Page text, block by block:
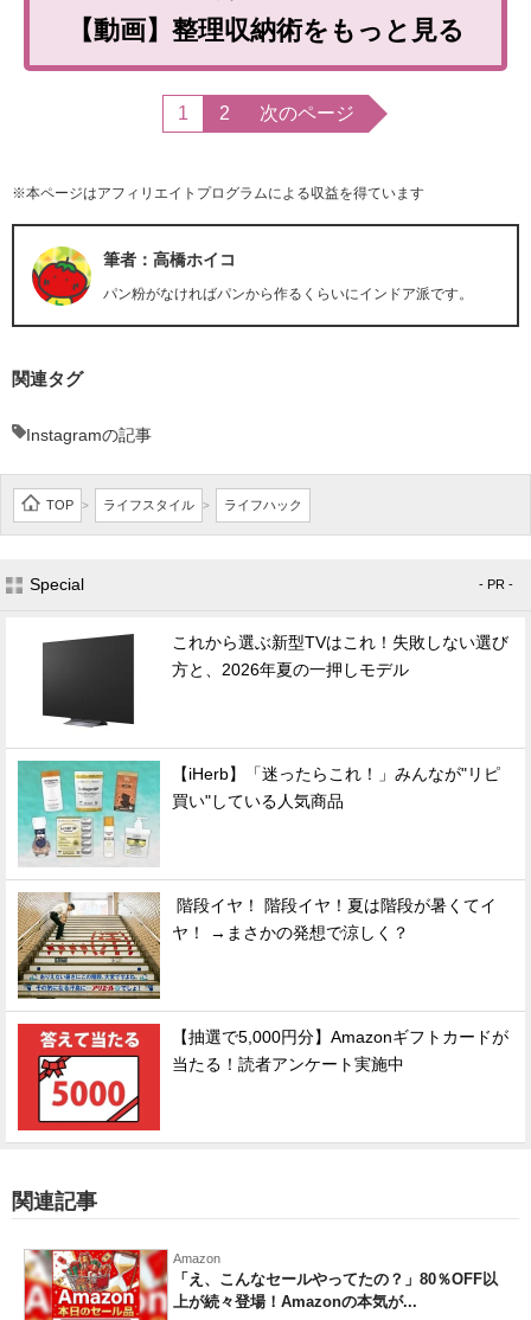
【動画】整理収納術をもっと見る
1 2 次のページ
※本ページはアフィリエイトプログラムによる収益を得ています
筆者：高橋ホイコ
パン粉がなければパンから作るくらいにインドア派です。
関連タグ
Instagramの記事
TOP > ライフスタイル > ライフハック
Special - PR -
これから選ぶ新型TVはこれ！失敗しない選び
方と、2026年夏の一押しモデル
【iHerb】「迷ったらこれ！」みんなが"リピ
買い"している人気商品
階段イヤ！ 階段イヤ！夏は階段が暑くてイ
ヤ！ →まさかの発想で涼しく？
【抽選で5,000円分】Amazonギフトカードが
当たる！読者アンケート実施中
関連記事
Amazon
「え、こんなセールやってたの？」80％OFF以
上が続々登場！Amazonの本気が...